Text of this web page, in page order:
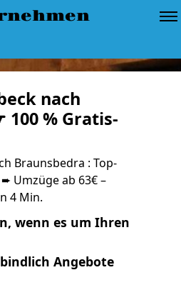
nach
% Gratis-
Braunsbedra : Top-
Umzüge ab 63€ –
4 Min.
wenn es um Ihren
Angebote